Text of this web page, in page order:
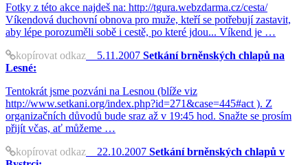
Fotky z této akce najdeš na: http://tgura.webzdarma.cz/cesta/
Víkendová duchovní obnova pro muže, kteří se potřebují zastavit,
aby lépe porozuměli sobě i cestě, po které jdou... Víkend je …
kopírovat odkaz 5.11.2007 Setkání brněnských chlapů na
Lesné:
Tentokrát jsme pozváni na Lesnou (blíže viz
http://www.setkani.org/index.php?id=271&case=445#act ). Z
organizačních důvodů bude sraz až v 19:45 hod. Snažte se prosím
přijít včas, ať můžeme …
kopírovat odkaz 22.10.2007 Setkání brněnských chlapů v